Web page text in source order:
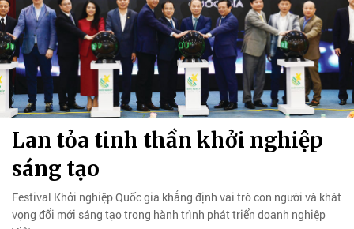
Lan tỏa tinh thần khởi nghiệp
sáng tạo
Festival Khởi nghiệp Quốc gia khẳng định vai trò con người và khát
vọng đổi mới sáng tạo trong hành trình phát triển doanh nghiệp